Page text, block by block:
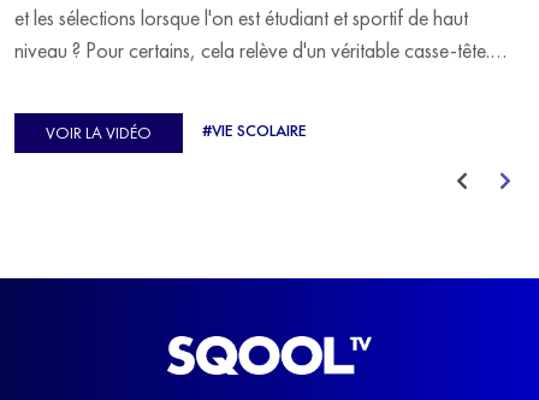
et les sélections lorsque l'on est étudiant et sportif de haut
niveau ? Pour certains, cela relève d'un véritable casse-tête.
d'Europe de Horse-ball, qui a failli abandonner ses études
avant de trouver un nouvel équilibre.
VOIR LA VIDÉO #VIE SCOLAIRE